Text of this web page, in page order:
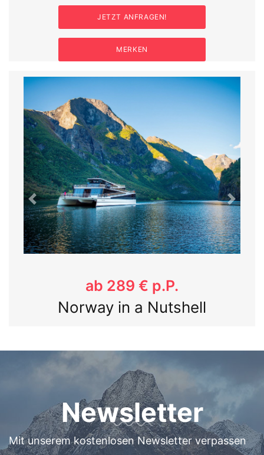
JETZT ANFRAGEN!
MERKEN
ab 1.299 € p.P.
Norwegen ab Kiel 7 Tage
Previous Next
Newsletter
Mit unserem kostenlosen Newsletter verpassen